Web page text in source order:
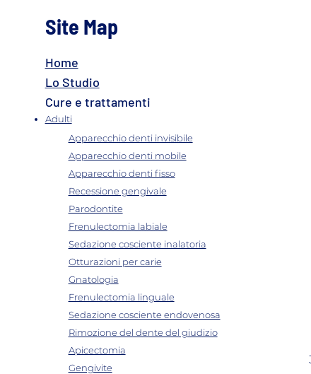
Site Map
Home
Lo Studio
Cure e trattamenti
Adulti
Apparecchio denti invisibile
Apparecchio denti mobile
Apparecchio denti fisso
Recessione gengivale
Parodontite
Frenulectomia labiale
Sedazione cosciente inalatoria
Otturazioni per carie
Gnatologia
Frenulectomia linguale
Sedazione cosciente endovenosa
Rimozione del dente del giudizio
Apicectomia
Gengivite